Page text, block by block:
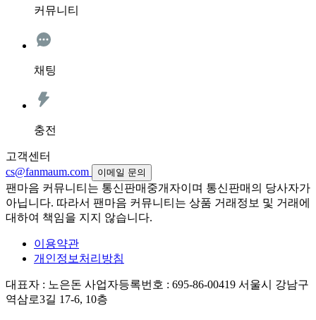
커뮤니티
채팅
충전
고객센터
cs@fanmaum.com
이메일 문의
팬마음 커뮤니티는 통신판매중개자이며 통신판매의 당사자가
아닙니다. 따라서 팬마음 커뮤니티는 상품 거래정보 및 거래에
대하여 책임을 지지 않습니다.
이용약관
개인정보처리방침
대표자 : 노은돈 사업자등록번호 : 695-86-00419 서울시 강남구
역삼로3길 17-6, 10층